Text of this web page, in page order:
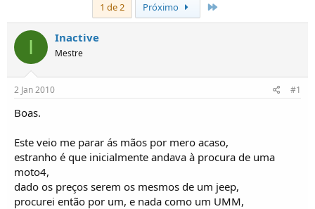
c
i
d
e
p
i
c
o
s
a
d
e
i
1 de 2
Próximo
I Inactive
Mestre
2 Jan 2010 #1
Boas.
Este veio me parar ás mãos por mero acaso,
estranho é que inicialmente andava à procura de uma
moto4,
dado os preços serem os mesmos de um jeep,
procurei então por um, e nada como um UMM,